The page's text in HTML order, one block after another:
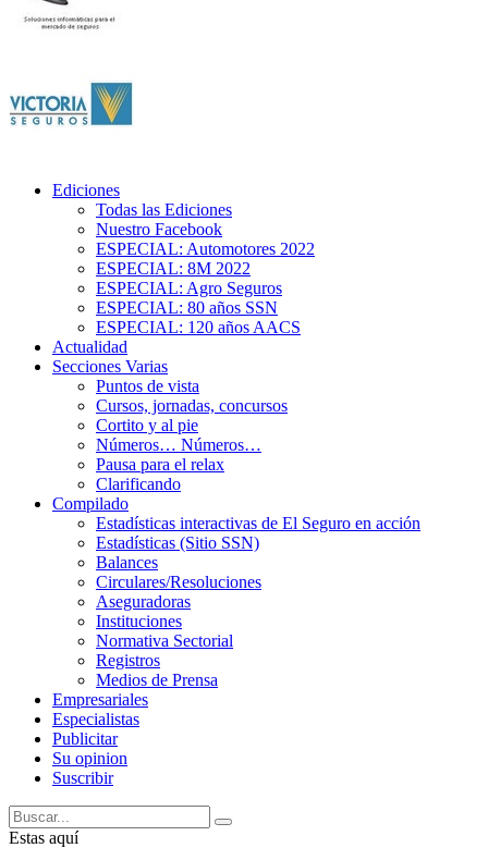
Ediciones
Todas las Ediciones
Nuestro Facebook
ESPECIAL: Automotores 2022
ESPECIAL: 8M 2022
ESPECIAL: Agro Seguros
ESPECIAL: 80 años SSN
ESPECIAL: 120 años AACS
Actualidad
Secciones Varias
Puntos de vista
Cursos, jornadas, concursos
Cortito y al pie
Números… Números…
Pausa para el relax
Clarificando
Compilado
Estadísticas interactivas de El Seguro en acción
Estadísticas (Sitio SSN)
Balances
Circulares/Resoluciones
Aseguradoras
Instituciones
Normativa Sectorial
Registros
Medios de Prensa
Empresariales
Especialistas
Publicitar
Su opinion
Suscribir
Estas aquí